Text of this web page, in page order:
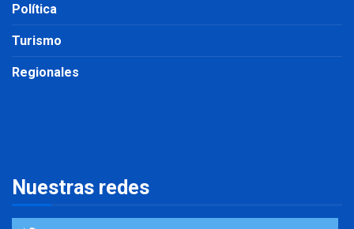
Política
Turismo
Regionales
Nuestras redes